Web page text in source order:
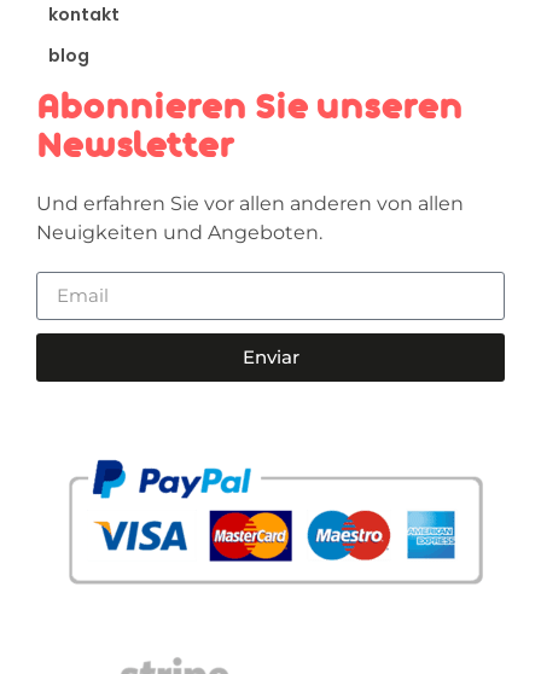
kontakt
blog
Abonnieren Sie unseren
Newsletter
Und erfahren Sie vor allen anderen von allen
Neuigkeiten und Angeboten.
Enviar